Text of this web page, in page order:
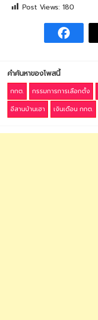
Post Views: 180
คำค้นหาของโพสนี้
กกต. กรรมการการเลือกตั้ง
อีสานบ้านเฮา
เงินเดือน กกต.